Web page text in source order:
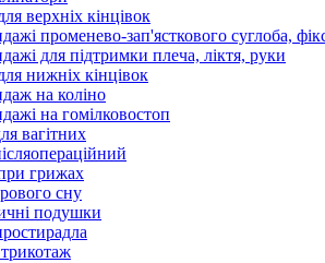
верхніх кінцівок
променево-зап'ясткового суглоба,
для підтримки плеча, ліктя, руки
нижніх кінцівок
на коліно
на гомілковостоп
вагітних
грижах
сну
подушки